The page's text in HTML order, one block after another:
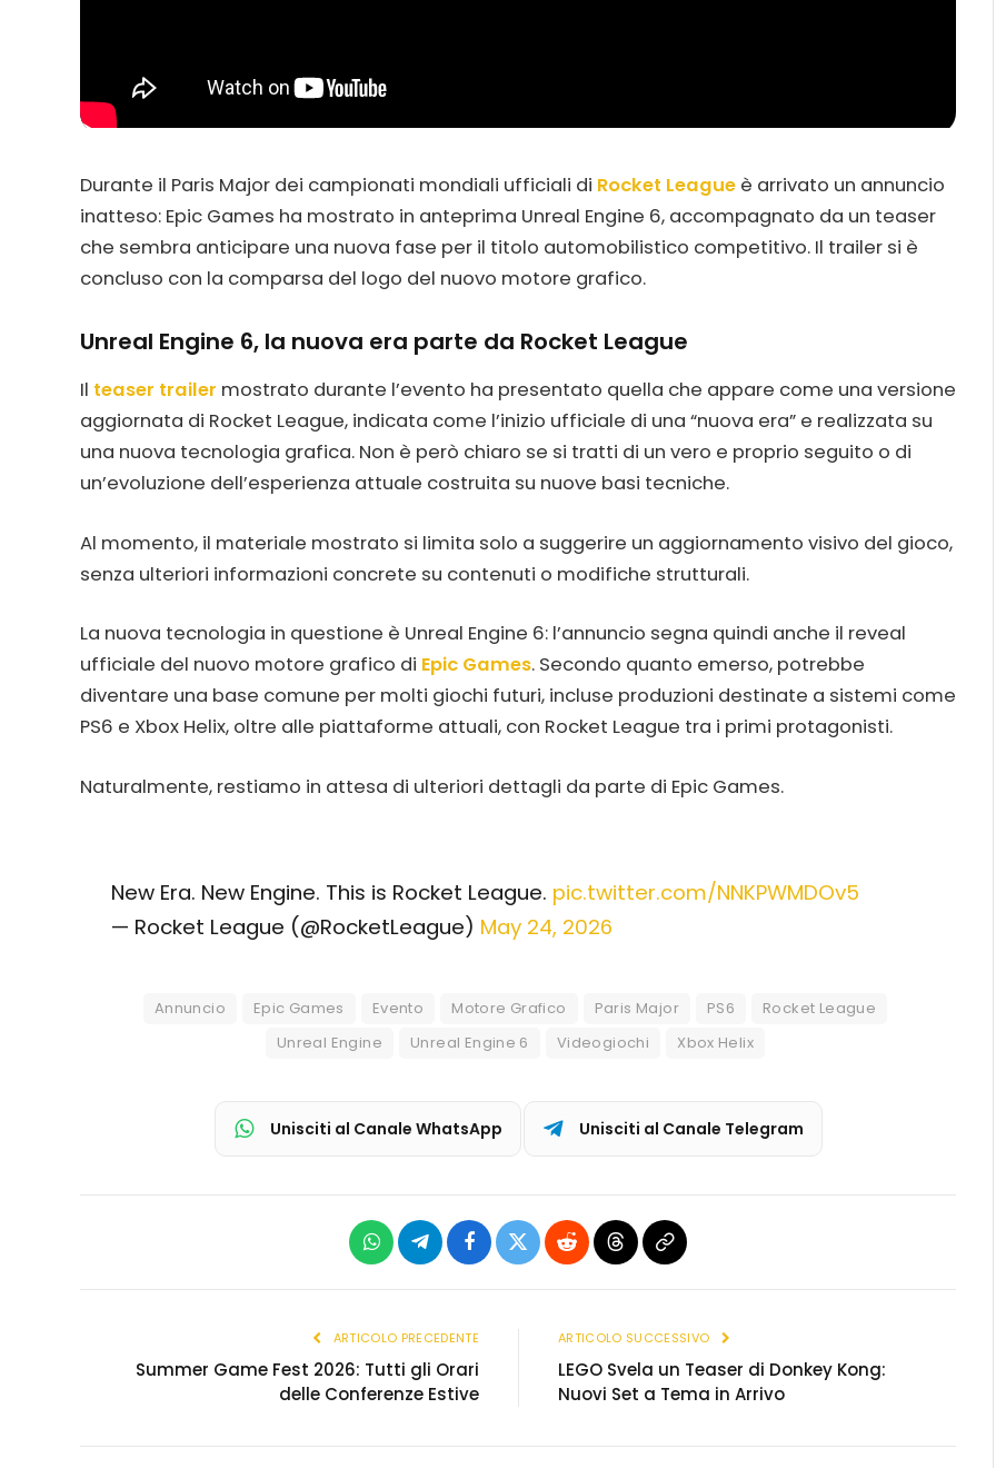
Durante il Paris Major dei campionati mondiali ufficiali di Rocket League è arrivato un annuncio
inatteso: Epic Games ha mostrato in anteprima Unreal Engine 6, accompagnato da un teaser
che sembra anticipare una nuova fase per il titolo automobilistico competitivo. Il trailer si è
concluso con la comparsa del logo del nuovo motore grafico.
Unreal Engine 6, la nuova era parte da Rocket League
Il teaser trailer mostrato durante l’evento ha presentato quella che appare come una versione
aggiornata di Rocket League, indicata come l’inizio ufficiale di una “nuova era” e realizzata su
una nuova tecnologia grafica. Non è però chiaro se si tratti di un vero e proprio seguito o di
un’evoluzione dell’esperienza attuale costruita su nuove basi tecniche.
Al momento, il materiale mostrato si limita solo a suggerire un aggiornamento visivo del gioco,
senza ulteriori informazioni concrete su contenuti o modifiche strutturali.
La nuova tecnologia in questione è Unreal Engine 6: l’annuncio segna quindi anche il reveal
ufficiale del nuovo motore grafico di Epic Games. Secondo quanto emerso, potrebbe
diventare una base comune per molti giochi futuri, incluse produzioni destinate a sistemi come
PS6 e Xbox Helix, oltre alle piattaforme attuali, con Rocket League tra i primi protagonisti.
Naturalmente, restiamo in attesa di ulteriori dettagli da parte di Epic Games.
New Era. New Engine. This is Rocket League. pic.twitter.com/NNKPWMDOv5
— Rocket League (@RocketLeague) May 24, 2026
Annuncio Epic Games Evento Motore Grafico Paris Major PS6
Rocket League
Unreal Engine
Unreal Engine 6 Videogiochi Xbox Helix
Unisciti al Canale WhatsApp Unisciti al Canale Telegram
WhatsAppTelegramFacebook
X
Reddit ThreadsCopia
ARTICOLO PRECEDENTE
Summer Game Fest 2026: Tutti gli Orari
delle Conferenze Estive
ARTICOLO SUCCESSIVO
LEGO Svela un Teaser di Donkey Kong:
Nuovi Set a Tema in Arrivo